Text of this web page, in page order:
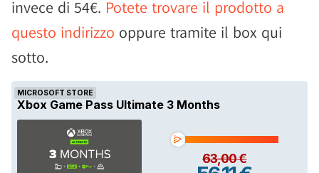
invece di 54€. Potete trovare il prodotto a
questo indirizzo oppure tramite il box qui
sotto.